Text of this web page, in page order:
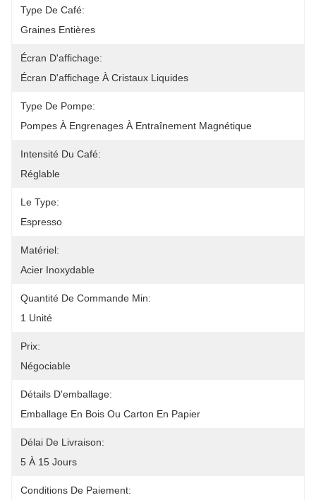
Type De Café:
Graines Entières
Écran D'affichage:
Écran D'affichage À Cristaux Liquides
Type De Pompe:
Pompes À Engrenages À Entraînement Magnétique
Intensité Du Café:
Réglable
Le Type:
Espresso
Matériel:
Acier Inoxydable
Quantité De Commande Min:
1 Unité
Prix:
Négociable
Détails D'emballage:
Emballage En Bois Ou Carton En Papier
Délai De Livraison:
5 À 15 Jours
Conditions De Paiement: